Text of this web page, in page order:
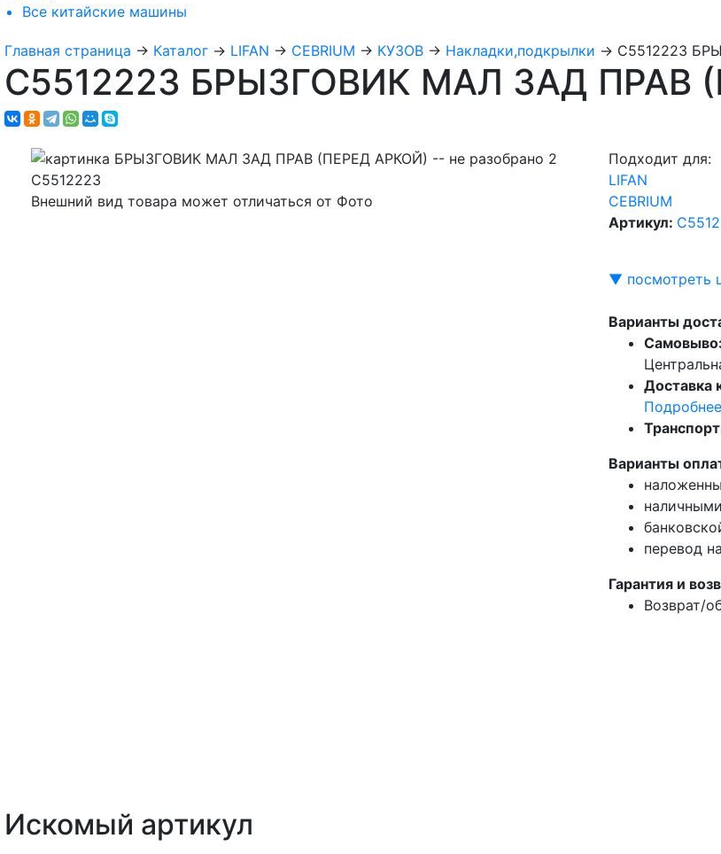
Все китайские машины
Главная страница → Каталог → LIFAN → CEBRIUM → КУЗОВ → Накладки,подкрылки → C5512223
C5512223 БРЫЗГОВИК МАЛ ЗАД ПРАВ
Внешний вид товара может отличаться от Фото
Подходит для:
LIFAN
CEBRIUM
Артикул:
▼ посмотреть
Варианты
Доставка
Подробнее
Варианты
перевод
Гарантия и
Возврат/
Искомый артикул